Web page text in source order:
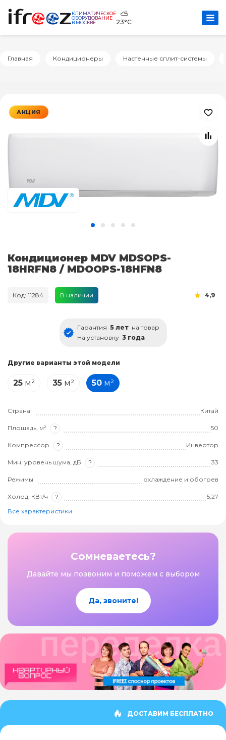
КЛИМАТИЧЕСКОЕ
ОБОРУДОВАНИЕ
В МОСКВЕ
⛅
23°C
Главная Кондиционеры Настенные сплит-системы
АКЦИЯ
Кондиционер MDV MDSOPS-
18HRFN8 / MDOOPS-18HFN8
Код: 11284 В наличии 4,9
Гарантия 5 лет на товар
На установку 3 года
Другие варианты этой модели
25 м² 35 м² 50 м²
Страна Китай
Площадь, м² ? 50
Компрессор ? Инвертор
Мин. уровень шума, дБ ? 33
Режимы охлаждение и обогрев
Холод, КВт/ч ?
5,27
Все характеристики
Сомневаетесь?
Давайте мы позвоним и поможем с выбором
Да, звоните!
ДОСТАВИМ БЕСПЛАТНО